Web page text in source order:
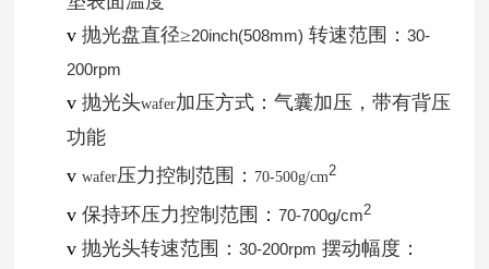
v抛光盘直径≥20inch(508mm) 转速范围：30-
200rpm
v抛光头wafer加压方式：气囊加压，带有背压
功能
vwafer压力控制范围： 70-500g/cm2
v保持环压力控制范围：70-700g/cm2
v抛光头转速范围：30-200rpm 摆动幅度：